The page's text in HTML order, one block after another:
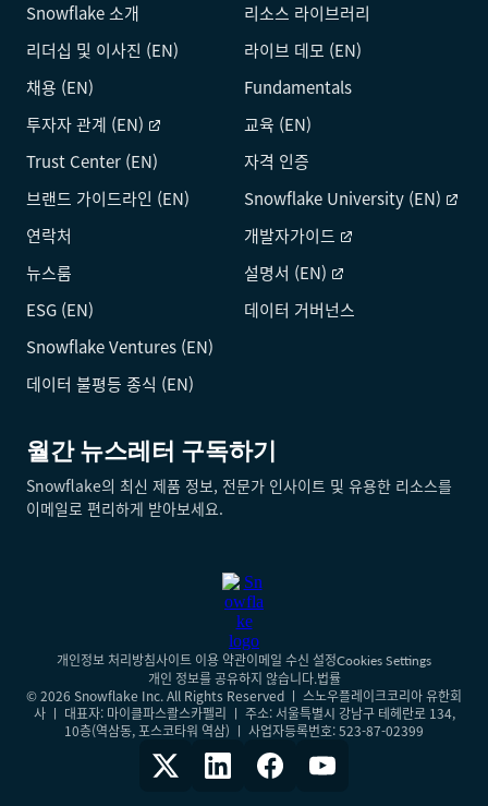
월간 뉴스레터 구독하기
Snowflake의 최신 제품 정보, 전문가 인사이트 및 유용한 리소스를
이메일로 편리하게 받아보세요.
Snowflake 소개
리더십 및 이사진 (EN)
채용 (EN)
투자자 관계 (EN)
Trust Center (EN)
브랜드 가이드라인 (EN)
연락처
뉴스룸
ESG (EN)
Snowflake Ventures (EN)
데이터 불평등 종식 (EN)
리소스 라이브러리
라이브 데모 (EN)
Fundamentals
교육 (EN)
자격 인증
Snowflake University (EN)
개발자가이드
설명서 (EN)
데이터 거버넌스
개인정보 처리방침사이트 이용 약관이메일 수신 설정Cookies Settings
개인 정보를 공유하지 않습니다.법률
© 2026 Snowflake Inc. All Rights Reserved ㅣ 스노우플레이크코리아 유한회
사 ㅣ 대표자: 마이클파스콸스카펠리 ㅣ 주소: 서울특별시 강남구 테헤란로 134,
10층(역삼동, 포스코타워 역삼) ㅣ 사업자등록번호: 523-87-02399